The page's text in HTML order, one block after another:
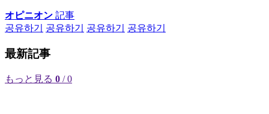
オピニオン 記事
공유하기
공유하기 공유하기 공유하기
最新記事
もっと見る 0 / 0